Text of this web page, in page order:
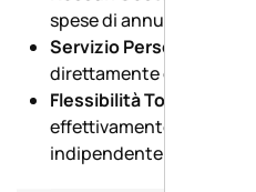
spese di annullamento o
Servizio Personalizzato
direttamente dal nostro
Flessibilità Totale
effettivamente utilizzati,
indipendentemente